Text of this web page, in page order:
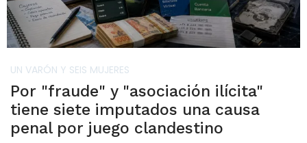
UN VARÓN Y SEIS MUJERES
Por "fraude" y "asociación ilícita"
tiene siete imputados una causa
penal por juego clandestino